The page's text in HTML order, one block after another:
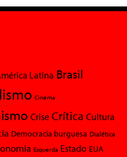
Latina Brasil
Cinema
Crise Crítica Cultura
Democracia burguesa Dialética
Esquerda Estado EUA